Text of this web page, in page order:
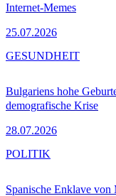
Internet-Memes
25.07.2026
Bulgariens hohe
demografische Krise
28.07.2026
GESUNDHEIT
Spanische Enklave von
POLITIK